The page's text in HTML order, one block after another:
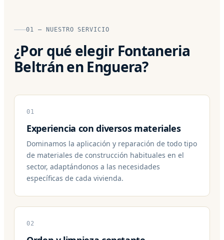
01 — NUESTRO SERVICIO
¿Por qué elegir Fontaneria
Beltrán en Enguera?
01
Experiencia con diversos materiales
Dominamos la aplicación y reparación de todo tipo
de materiales de construcción habituales en el
sector, adaptándonos a las necesidades
específicas de cada vivienda.
02